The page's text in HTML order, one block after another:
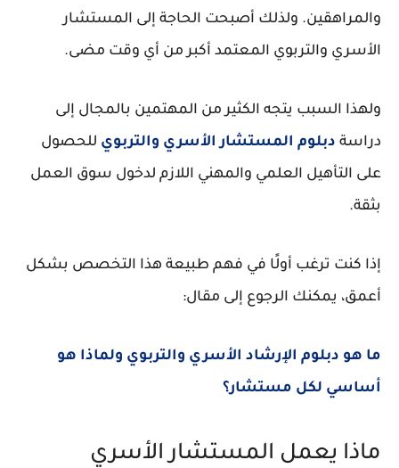
والمراهقين. ولذلك أصبحت الحاجة إلى المستشار
الأسري والتربوي المعتمد أكبر من أي وقت مضى.
ولهذا السبب يتجه الكثير من المهتمين بالمجال إلى
دراسة دبلوم المستشار الأسري والتربوي للحصول
على التأهيل العلمي والمهني اللازم لدخول سوق العمل
بثقة.
إذا كنت ترغب أولًا في فهم طبيعة هذا التخصص بشكل
أعمق، يمكنك الرجوع إلى مقال:
ما هو دبلوم الإرشاد الأسري والتربوي ولماذا هو
أساسي لكل مستشار؟
ماذا يعمل المستشار الأسري